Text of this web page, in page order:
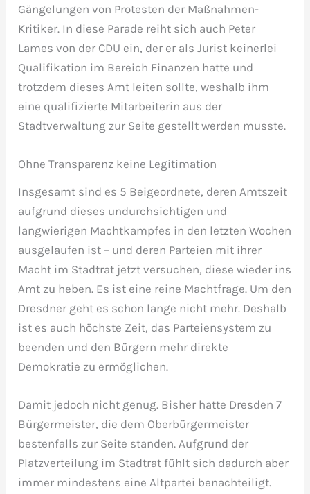
Gängelungen von Protesten der Maßnahmen-
Kritiker. In diese Parade reiht sich auch Peter
Lames von der CDU ein, der er als Jurist keinerlei
Qualifikation im Bereich Finanzen hatte und
trotzdem dieses Amt leiten sollte, weshalb ihm
eine qualifizierte Mitarbeiterin aus der
Stadtverwaltung zur Seite gestellt werden musste.
Ohne Transparenz keine Legitimation
Insgesamt sind es 5 Beigeordnete, deren Amtszeit
aufgrund dieses undurchsichtigen und
langwierigen Machtkampfes in den letzten Wochen
ausgelaufen ist – und deren Parteien mit ihrer
Macht im Stadtrat jetzt versuchen, diese wieder ins
Amt zu heben. Es ist eine reine Machtfrage. Um den
Dresdner geht es schon lange nicht mehr. Deshalb
ist es auch höchste Zeit, das Parteiensystem zu
beenden und den Bürgern mehr direkte
Demokratie zu ermöglichen.
Damit jedoch nicht genug. Bisher hatte Dresden 7
Bürgermeister, die dem Oberbürgermeister
bestenfalls zur Seite standen. Aufgrund der
Platzverteilung im Stadtrat fühlt sich dadurch aber
immer mindestens eine Altpartei benachteiligt.